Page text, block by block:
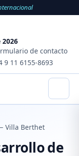
de contacto
9 11 6155-8693
Villa Berthet
de